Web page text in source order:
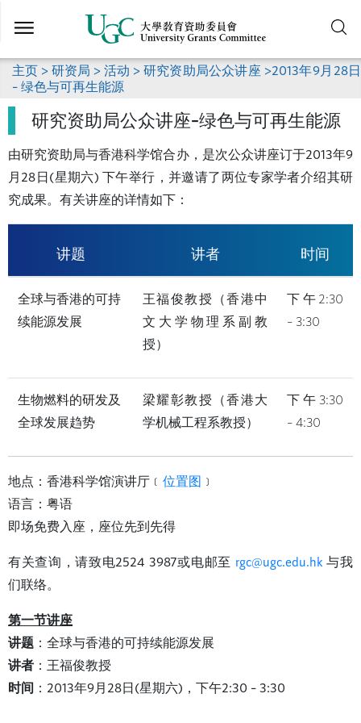
到
要
内
主页 > 研资局 > 活动 > 研究资助局公众讲座 >2013年9月28日
– 绿色与可再生能源
研究资助局公众讲座–绿色与可再生能源
由研究资助局与香港科学馆合办，是次公众讲座订于2013年9
月28日(星期六) 下午举行，并邀请了两位专家学者介绍其研
究成果。有关讲座的详情如下：
讲题 讲者 时间
全球与香港的可持
续能源发展
王福俊教授（香港中
文大学物理系副教
授）
下午2:30
– 3:30
生物燃料的研发及
全球发展趋势
梁耀彰教授（香港大
学机械工程系教授）
下午3:30
– 4:30
地点：香港科学馆演讲厅﹝ 位置图 ﹞
语言：粤语
即场免费入座，座位先到先得
有关查询，请致电2524 3987或电邮至 rgc@ugc.edu.hk 与我
们联络。
第一节讲座
讲题 ：全球与香港的可持续能源发展
讲者 ：王福俊教授
时间 ：2013年9月28日(星期六)，下午2:30 – 3:30